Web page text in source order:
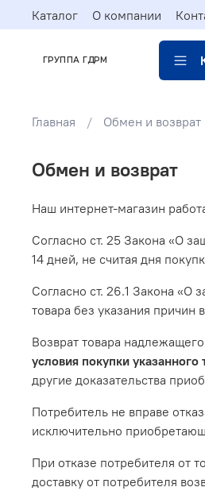
Каталог О компании
ГРУППА ГДРМ
Главная Обмен и возврат
Обмен и возврат
Наш интернет-магазин
Согласно ст. 25 Закона «О
14 дней, не считая дня
Согласно ст. 26.1 Закона «О
товара без указания причин
Возврат товара
условия покупки указанного
другие доказательства
Потребитель не вправе
исключительно
При отказе потребителя от
доставку от потребителя